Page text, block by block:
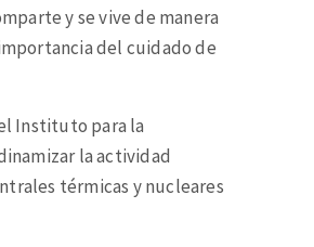
y se vive de manera
del cuidado de
Instituto para la
la actividad
térmicas y nucleares